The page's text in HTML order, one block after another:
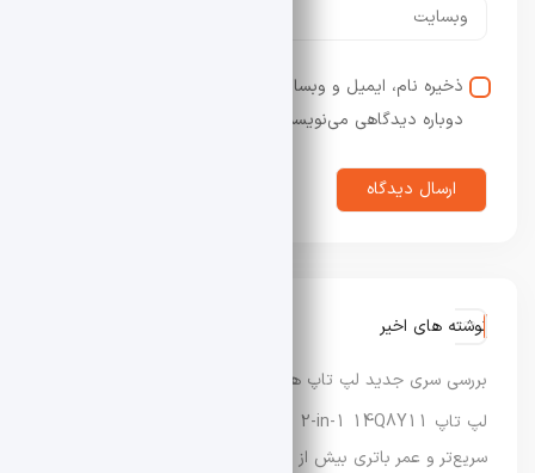
ذخیره نام، ایمیل و وبسایت من در مرورگر برای زمانی که
دوباره دیدگاهی می‌نویسم.
نوشته های اخیر
بررسی سری جدید لپ‌ تاپ‌ های Dynabook XP9، X9 و G9
سریع‌تر و عمر باتری بیش از ۳۳ ساعت عرضه شد